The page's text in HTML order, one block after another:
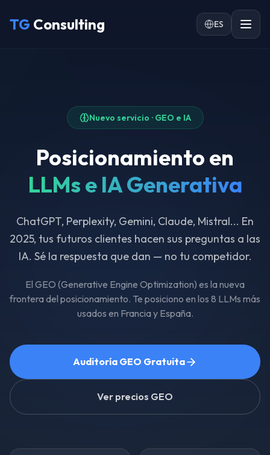
TG Consulting ES
Nuevo servicio · GEO e IA
Posicionamiento en
LLMs e IA Generativa
ChatGPT, Perplexity, Gemini, Claude, Mistral... En
2025, tus futuros clientes hacen sus preguntas a las
IA. Sé la respuesta que dan — no tu competidor.
El GEO (Generative Engine Optimization) es la nueva
frontera del posicionamiento. Te posiciono en los 8 LLMs más
usados en Francia y España.
Auditoría GEO Gratuita
Ver precios GEO